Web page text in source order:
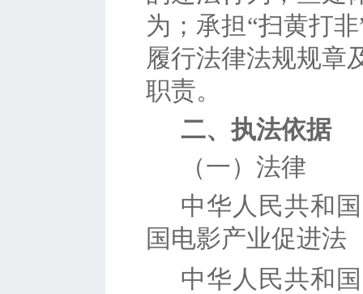
为；承担“扫黄打
履行法律法规规章
职责。
二、执法依据
（一）法律
中华人民共和
国电影产业促进法
中华人民共和